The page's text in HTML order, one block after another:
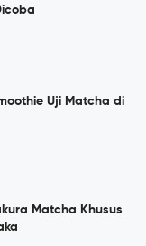
Uji Matcha di
Matcha Khusus